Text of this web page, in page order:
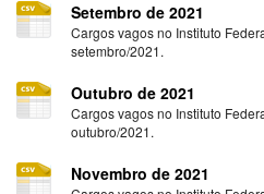
Setembro de 2021
Cargos vagos no Instituto
setembro/2021.
Outubro de 2021
Cargos vagos no Instituto
outubro/2021.
Novembro de 2021